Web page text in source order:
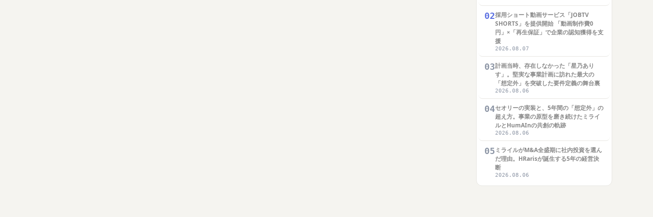
02採用ショート動画サービス「JOBTV
SHORTS」を提供開始 「動画制作費0
円」×「再生保証」で企業の認知獲得を支
援
2026.08.07
03計画当時、存在しなかった「星乃あり
す」。堅実な事業計画に訪れた最大の
「想定外」を突破した要件定義の舞台裏
2026.08.06
04セオリーの実装と、5年間の「想定外」の
超え方。事業の原型を磨き続けたミライ
ルとHumAInの共創の軌跡
2026.08.06
05 ミライルがM&A全盛期に社内投資を選ん
だ理由。HRarisが誕生する5年の経営決
断
2026.08.06